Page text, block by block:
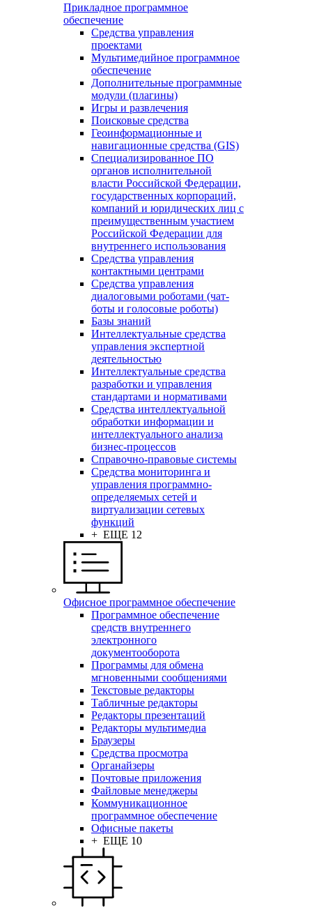
Прикладное программное
обеспечение
Средства управления
проектами
Мультимедийное программное
обеспечение
Дополнительные программные
модули (плагины)
Игры и развлечения
Поисковые средства
Геоинформационные и
навигационные средства (GIS)
Специализированное ПО
органов исполнительной
власти Российской Федерации,
государственных корпораций,
компаний и юридических лиц с
преимущественным участием
Российской Федерации для
внутреннего использования
Средства управления
контактными центрами
Средства управления
диалоговыми роботами (чат-
боты и голосовые роботы)
Базы знаний
Интеллектуальные средства
управления экспертной
деятельностью
Интеллектуальные средства
разработки и управления
стандартами и нормативами
Средства интеллектуальной
обработки информации и
интеллектуального анализа
бизнес-процессов
Справочно-правовые системы
Средства мониторинга и
управления программно-
определяемых сетей и
виртуализации сетевых
функций
+ ЕЩЕ 12
Офисное программное обеспечение
Программное обеспечение
средств внутреннего
электронного
документооборота
Программы для обмена
мгновенными сообщениями
Текстовые редакторы
Табличные редакторы
Редакторы презентаций
Редакторы мультимедиа
Браузеры
Средства просмотра
Органайзеры
Почтовые приложения
Файловые менеджеры
Коммуникационное
программное обеспечение
Офисные пакеты
+ ЕЩЕ 10